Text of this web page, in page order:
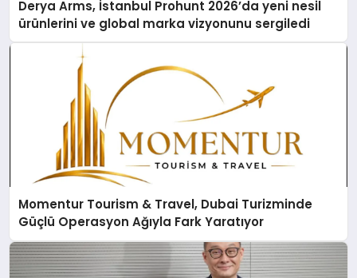
Derya Arms, İstanbul Prohunt 2026’da yeni nesil
ürünlerini ve global marka vizyonunu sergiledi
Momentur Tourism & Travel, Dubai Turizminde
Güçlü Operasyon Ağıyla Fark Yaratıyor